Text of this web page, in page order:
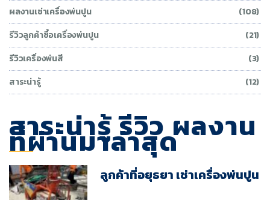
ผลงานเช่าเครื่องพ่นปูน
(108)
รีวิวลูกค้าซื้อเครื่องพ่นปูน
(21)
รีวิวเครื่องพ่นสี
(3)
สาระน่ารู้
(12)
สาระน่ารู้ รีวิว ผลงาน
ที่ผ่านมาล่าสุด
ลูกค้าที่อยุธยา เช่าเครื่องพ่นปูน